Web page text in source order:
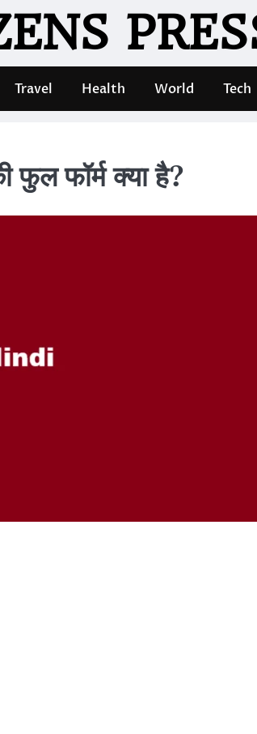
Travel Health World Tech
फॉर्म क्या है?